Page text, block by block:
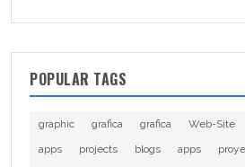
POPULAR TAGS
graphic grafica grafica Web-Site
apps
projects blogs apps